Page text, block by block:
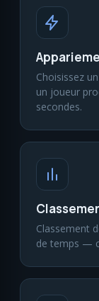
Choisissez
un joueur
secondes.
Classement
de temps —